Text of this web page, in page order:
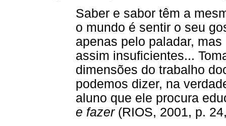
Saber e sabor têm a
o mundo é sentir o seu
apenas pelo paladar,
assim insuficientes...
dimensões do trabalho
podemos dizer, na
aluno que ele procura
e fazer(RIOS, 2001, p.